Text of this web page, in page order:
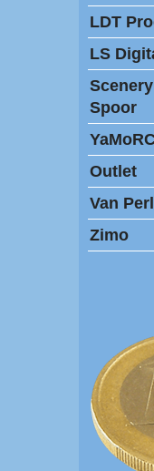
LDT
LS
Spoor
Outlet
Van
Zimo